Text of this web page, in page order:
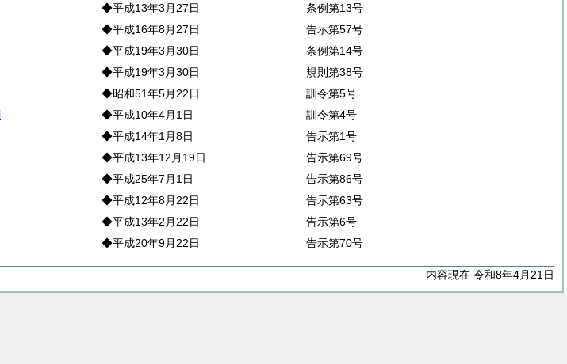
◆平成13年3月27日
条例第13号
◆平成16年8月27日
告示第57号
◆平成19年3月30日
条例第14号
◆平成19年3月30日
規則第38号
◆昭和51年5月22日
訓令第5号
◆平成10年4月1日
訓令第4号
◆平成14年1月8日
告示第1号
◆平成13年12月19日
告示第69号
◆平成25年7月1日
告示第86号
◆平成12年8月22日
告示第63号
◆平成13年2月22日
告示第6号
◆平成20年9月22日 告示第70号
内容現在 令和8年4月21日